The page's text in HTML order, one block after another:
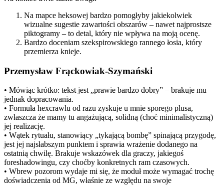
Na mapce heksowej bardzo pomogłyby jakiekolwiek
wizualne sugestie zawartości obszarów – nawet najprostsze
piktogramy – to detal, który nie wpływa na moją ocenę.
Bardzo doceniam szekspirowskiego rannego łosia, który
przemierza knieje.
Przemysław Frąckowiak-Szymański
• Mówiąc krótko: tekst jest „prawie bardzo dobry” – brakuje mu
jednak dopracowania.
• Formuła hexcrawlu od razu zyskuje u mnie sporego plusa,
zwłaszcza że mamy tu angażującą, solidną (choć minimalistyczną)
jej realizację.
• Wątek rytuału, stanowiący „tykającą bombę” spinającą przygodę,
jest jej najsłabszym punktem i sprawia wrażenie dodanego na
ostatnią chwilę. Brakuje wskazówek dla graczy, jakiegoś
foreshadowingu, czy choćby konkretnych ram czasowych.
• Wbrew pozorom wydaje mi się, że moduł może wymagać trochę
doświadczenia od MG, właśnie ze względu na swoje